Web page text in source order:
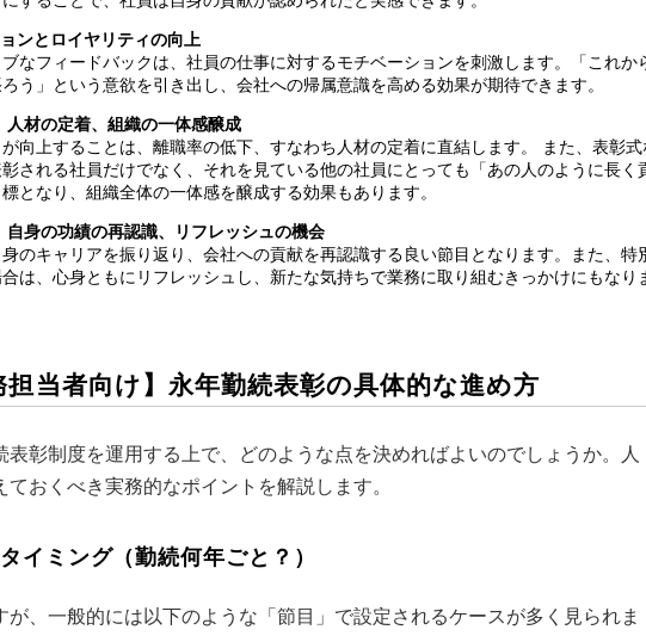
ンとロイヤリティの向上
なフィードバックは、社員の仕事に対するモチベーションを刺激します。「これか
う」という意欲を引き出し、会社への帰属意識を高める効果が期待できます。
人材の定着、組織の一体感醸成
向上することは、離職率の低下、すなわち人材の定着に直結します。 また、表彰式
される社員だけでなく、それを見ている他の社員にとっても「あの人のように長く
となり、組織全体の一体感を醸成する効果もあります。
自身の功績の再認識、リフレッシュの機会
のキャリアを振り返り、会社への貢献を再認識する良い節目となります。また、特
は、心身ともにリフレッシュし、新たな気持ちで業務に取り組むきっかけにもなり
当者向け】永年勤続表彰の具体的な進め方
表彰制度を運用する上で、どのような点を決めればよいのでしょうか。人
おくべき実務的なポイントを解説します。
イミング（勤続何年ごと？）
が、一般的には以下のような「節目」で設定されるケースが多く見られま